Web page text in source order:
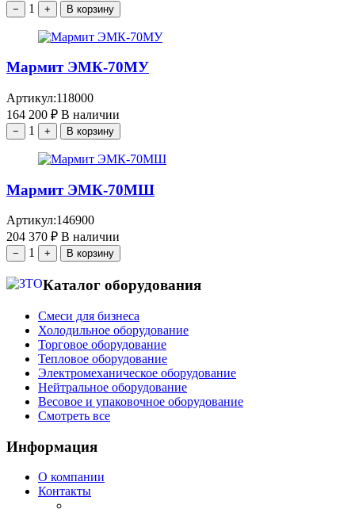
− 1 + В корзину
Мармит ЭМК-70МУ
Артикул:118000
164 200 ₽ В наличии
− 1 + В корзину
Мармит ЭМК-70МШ
Артикул:146900
204 370 ₽ В наличии
− 1 + В корзину
Каталог оборудования
Смеси для бизнеса
Холодильное оборудование
Торговое оборудование
Тепловое оборудование
Электромеханическое оборудование
Нейтральное оборудование
Весовое и упаковочное оборудование
Смотреть все
Информация
О компании
Контакты